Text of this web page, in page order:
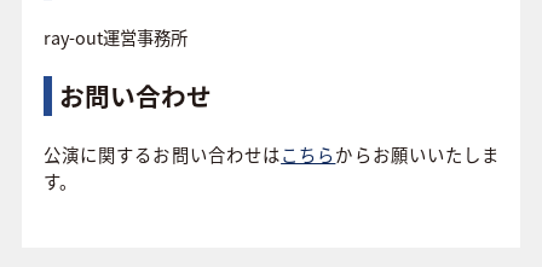
ray-out運営事務所
お問い合わせ
公演に関するお問い合わせはこちらからお願いいたしま
す。